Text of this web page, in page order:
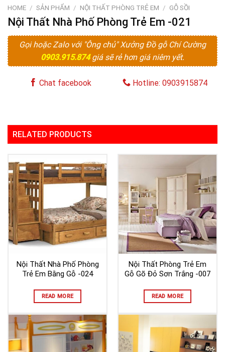
HOME / SẢN PHẨM / NỘI THẤT PHÒNG TRẺ EM / GỖ SỒI
Nội Thất Nhà Phố Phòng Trẻ Em -021
Gọi hoặc Zalo với "Ông chủ" Xưởng Đồ gỗ Chí Cường
0903.915.874giá sẽ rẻ hơn giá niêm yết.
Chat facebook Hotline: 0903915874
RELATED PRODUCTS
Nội Thất Nhà Phố Phòng
Trẻ Em Bằng Gỗ -024
READ MORE
Nội Thất Phòng Trẻ Em
Gỗ Gõ Đỏ Sơn Trắng -007
READ MORE